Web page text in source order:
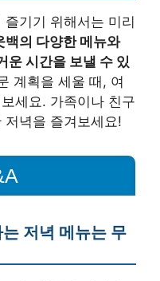
기기 위해서는 미리
백의 다양한 메뉴와
운 시간을 보낼 수 있
계획을 세울 때, 여
세요. 가족이나 친구
저녁을 즐겨보세요!
저녁 메뉴는 무